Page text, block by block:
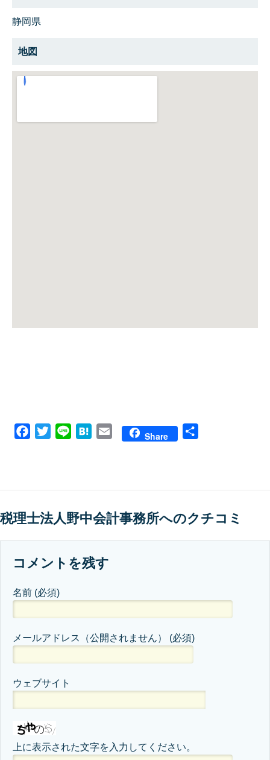
静岡県
地図
Facebook
Twitter Line HatenaEmail Share
税理士法人野中会計事務所へのクチコミ
コメントを残す
名前 (必須)
メールアドレス（公開されません） (必須)
ウェブサイト
上に表示された文字を入力してください。